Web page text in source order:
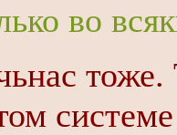
во
тоже.